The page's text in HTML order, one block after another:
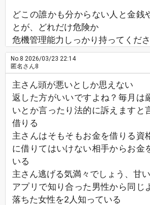
どこの誰かも分からない人と金銭
とが、どれだけ危険か
危機管理能力しっかり持ってくださ
No.8 2026/03/23 22:14
匿名さん8
主さん頭が悪いとしか思えない
返した方がいいですよね？毎月は
いとか言ったり法的に訴えますと
借りる
主さんはそもそもお金を借りる資
に借りてはいけない相手からお金
いる
主さん逃げる気満々でしょう、甘い
アプリで知り合った男性から同じ
落ちた女性を2人知っている